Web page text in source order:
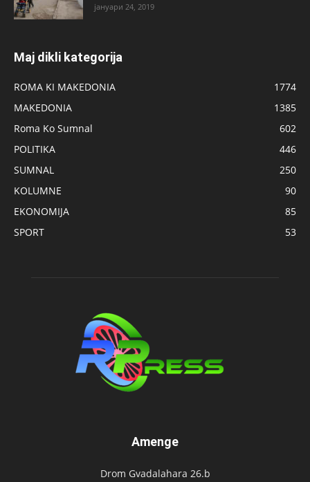
јануари 24, 2019
Maj dikli kategorija
ROMA KI MAKEDONIA
1774
MAKEDONIA
1385
Roma Ko Sumnal
602
POLITIKA
446
SUMNAL
250
KOLUMNE
90
EKONOMIJA
85
SPORT
53
Amenge
Drom Gvadalahara 26.b